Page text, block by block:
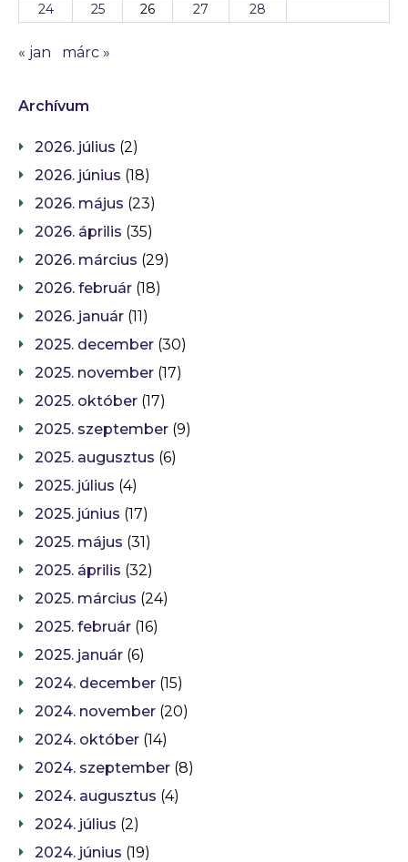
24
25 26 27 28
« jan márc »
Archívum
2026. július (2)
2026. június (18)
2026. május (23)
2026. április (35)
2026. március (29)
2026. február (18)
2026. január (11)
2025. december (30)
2025. november (17)
2025. október (17)
2025. szeptember (9)
2025. augusztus (6)
2025. július (4)
2025. június (17)
2025. május (31)
2025. április (32)
2025. március (24)
2025. február (16)
2025. január (6)
2024. december (15)
2024. november (20)
2024. október (14)
2024. szeptember (8)
2024. augusztus (4)
2024. július (2)
2024. június (19)